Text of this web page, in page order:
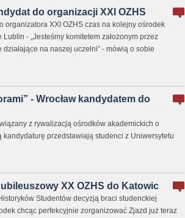
do organizacji XXI OZHS
organizatora XXI OZHS czas na kolejny ośrodek
- „Jesteśmy komitetem założonym przez
na naszej uczelni” - mówią o sobie
- Wrocław kandydatem do
z rywalizacją ośrodków akademickich o
przedstawiają studenci z Uniwersytetu
XX OZHS do Katowic
Studentów decyzją braci studenckiej
chcąc perfekcyjnie zorganizować Zjazd już teraz